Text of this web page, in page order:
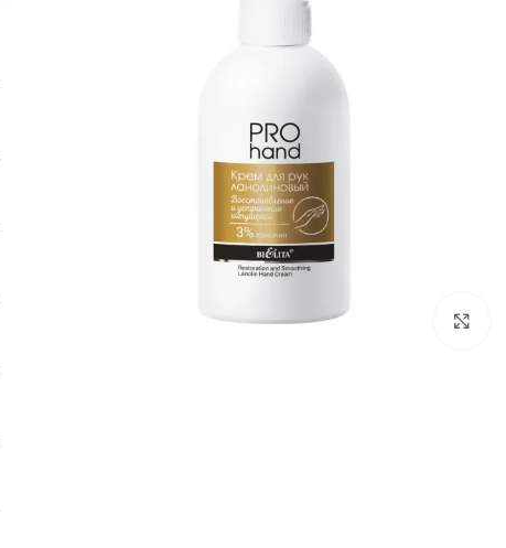
برای بزرگ‌نمایی کلیک کنید